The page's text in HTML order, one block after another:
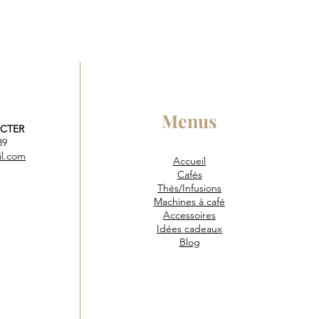
Menus
Accueil
Cafés
Thés/Infusions
Machines à café
Accessoires
Idées cadeaux
Blog